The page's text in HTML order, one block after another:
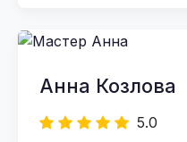
Анна Козлова
5.0